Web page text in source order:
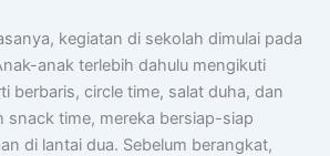
kegiatan di sekolah dimulai pada
anak terlebih dahulu mengikuti
berbaris, circle time, salat duha, dan
snack time, mereka bersiap-siap
di lantai dua. Sebelum berangkat,